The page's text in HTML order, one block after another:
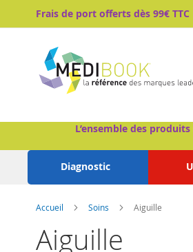
Aller
au
Frais de port offerts dès 99€ TTC
L’ensemble des
Diagnostic
Accueil Soins Aiguille
Aiguille